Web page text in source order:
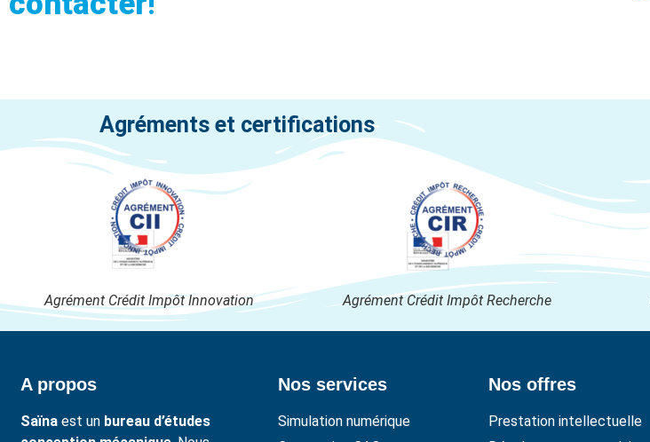
Agréments et certifications
Agrément Crédit Impôt Innovation Agrément Crédit Impôt Recherche
A propos
Saïnaest un bureau d’études
Nos services
Simulation numérique
Nos offres
Prestation intellectuelle